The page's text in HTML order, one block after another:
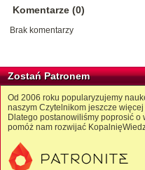
Komentarze (0)
Brak komentarzy
Zostań Patronem
Od 2006 roku popularyzujemy
naszym Czytelnikom jeszcze
Dlatego postanowiliśmy poprosić o
pomóż nam rozwijać